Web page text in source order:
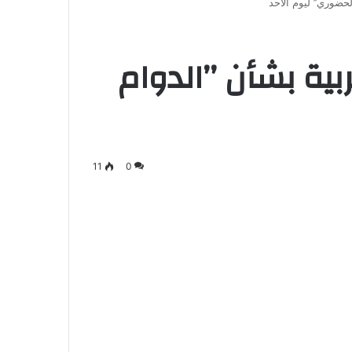
بشأن ’’الدوام
0
11